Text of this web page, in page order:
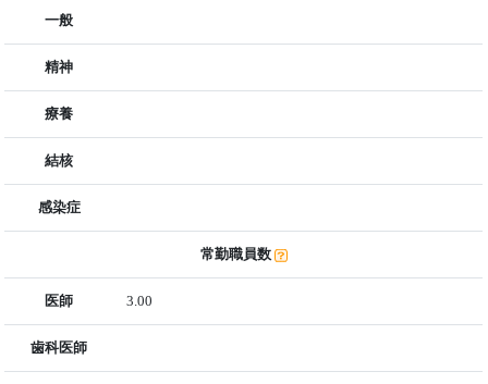
一般
精神
療養
結核
感染症
常勤職員数
医師 3.00
歯科医師